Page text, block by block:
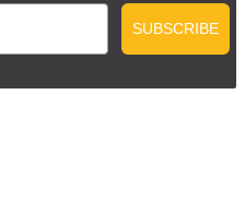
SUBSCRIBE